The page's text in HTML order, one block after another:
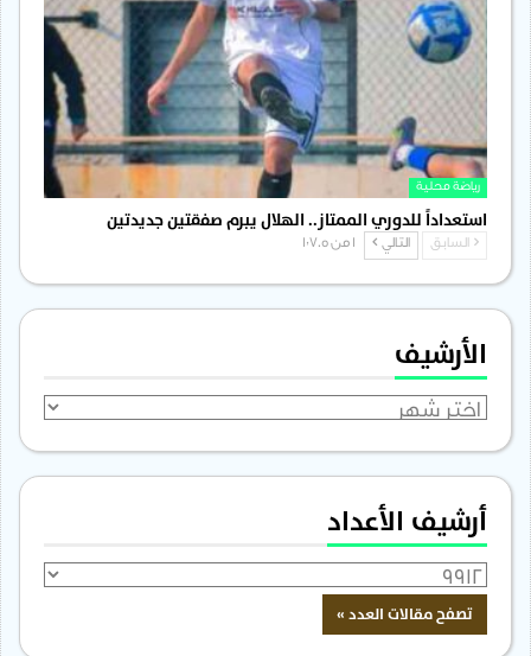
رياضة محلية
استعداداً للدوري الممتاز.. الهلال يبرم صفقتين جديدتين
السابق التالي
الأرشيف
الأرشيف
أرشيف الأعداد